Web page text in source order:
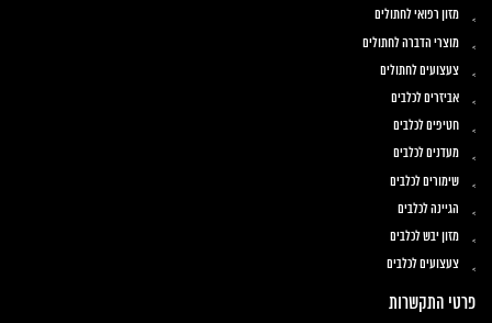
מזון רפואי לחתולים
מוצרי הדברה לחתולים
צעצועים לחתולים
אביזרים לכלבים
חטיפים לכלבים
מעדנים לכלבים
שימורים לכלבים
הגיינה לכלבים
מזון יבש לכלבים
צעצועים לכלבים
פרטי התקשרות